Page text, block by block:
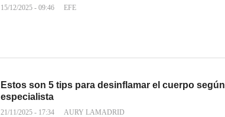
15/12/2025 - 09:46 EFE
Estos son 5 tips para desinflamar el cuerpo según
especialista
21/11/2025 - 17:34 AURY LAMADRID